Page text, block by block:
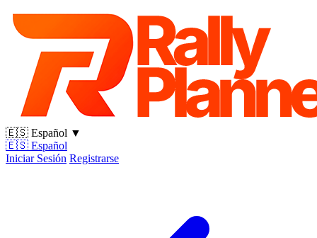
🇪🇸 Español ▼
🇪🇸 Español
Iniciar Sesión Registrarse